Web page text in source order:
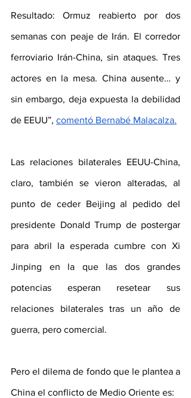
Resultado: Ormuz reabierto por dos
semanas con peaje de Irán. El corredor
ferroviario Irán-China, sin ataques. Tres
actores en la mesa. China ausente… y
sin embargo, deja expuesta la debilidad
de EEUU”, comentó Bernabé Malacalza.
Las relaciones bilaterales EEUU-China,
claro, también se vieron alteradas, al
punto de ceder Beijing al pedido del
presidente Donald Trump de postergar
para abril la esperada cumbre con Xi
Jinping en la que las dos grandes
potencias esperan resetear sus
relaciones bilaterales tras un año de
guerra, pero comercial.
Pero el dilema de fondo que le plantea a
China el conflicto de Medio Oriente es: